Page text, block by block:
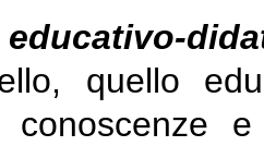
quello
conoscenze